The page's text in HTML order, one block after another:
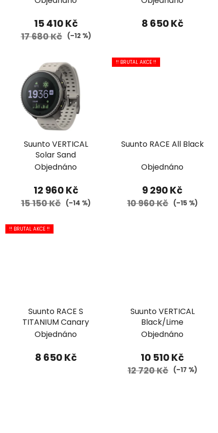
15 410 Kč
17 680 Kč (–12 %)
8 650 Kč
Suunto VERTICAL
Solar Sand
Objednáno
12 960 Kč
15 150 Kč (–14 %)
!! BRUTAL AKCE !!
Suunto RACE All Black
Objednáno
9 290 Kč
10 960 Kč (–15 %)
!! BRUTAL AKCE !!
Suunto RACE S
TITANIUM Canary
Objednáno
8 650 Kč
Suunto VERTICAL
Black/Lime
Objednáno
10 510 Kč
12 720 Kč (–17 %)